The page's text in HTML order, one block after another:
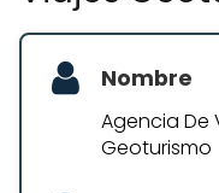
Nombre
Agencia De
Geoturismo